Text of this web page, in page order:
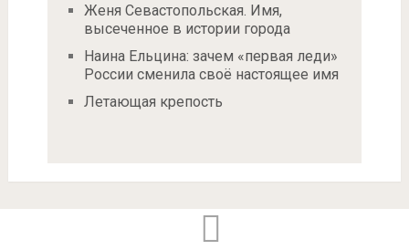
Женя Севастопольская. Имя,
высеченное в истории города
Наина Ельцина: зачем «первая леди»
России сменила своё настоящее имя
Летающая крепость